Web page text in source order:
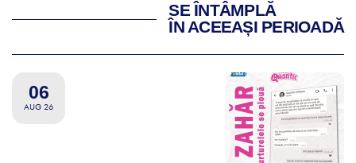
SE ÎNTÂMPLĂ
ÎN ACEEAȘI PERIOADĂ
06
AUG 26